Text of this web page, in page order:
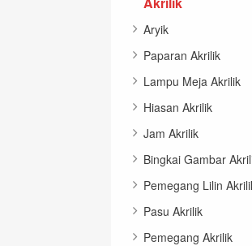
Aryik
Paparan Akrilik
Lampu Meja Akrilik
Hiasan Akrilik
Jam Akrilik
Bingkai Gambar
Pemegang Lilin
Pasu Akrilik
Pemegang Akrilik